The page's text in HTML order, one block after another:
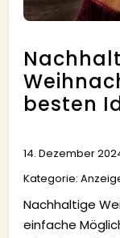
besten
14. Dezember
Kategorie:
Nachhaltige
einfache